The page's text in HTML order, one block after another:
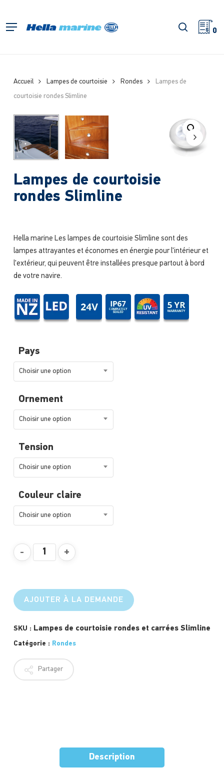
l'accueil
Menu 0
Accueil Lampes de courtoisie Rondes
Lampes de
courtoisie rondes Slimline
Lampes de courtoisie
rondes Slimline
Hella marine Les lampes de courtoisie Slimline sont des
lampes attrayantes et économes en énergie pour l'intérieur et
l'extérieur, qui peuvent être installées presque partout à bord
de votre navire.
Pays
Choisir une option
Ornement
Choisir une option
Tension
Choisir une option
Couleur claire
Choisir une option
AJOUTER À LA DEMANDE
SKU : Lampes de courtoisie rondes et carrées Slimline
Catégorie : Rondes
Partager
Description